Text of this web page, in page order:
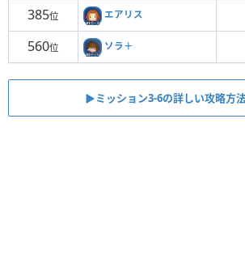
385位 エアリス
560位 ソラ＋
▶ミッション3-6の詳しい攻略方